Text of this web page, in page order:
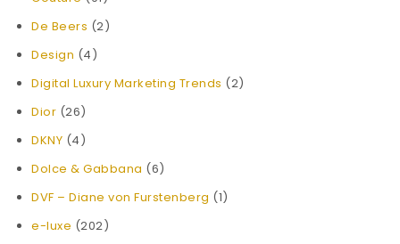
De Beers (2)
Design (4)
Digital Luxury Marketing Trends (2)
Dior (26)
DKNY (4)
Dolce & Gabbana (6)
DVF – Diane von Furstenberg (1)
e-luxe (202)